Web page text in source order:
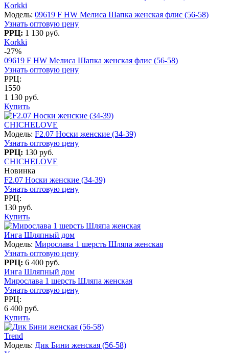
Korkki
Модель: 09619 F HW Мелиса Шапка женская флис (56-58)
Узнать оптовую цену
РРЦ: 1 130 руб.
Korkki
-27%
09619 F HW Мелиса Шапка женская флис (56-58)
Узнать оптовую цену
РРЦ:
1550
1 130 руб.
Купить
CHICHELOVE
Модель: F2.07 Носки женские (34-39)
Узнать оптовую цену
РРЦ: 130 руб.
CHICHELOVE
Новинка
F2.07 Носки женские (34-39)
Узнать оптовую цену
РРЦ:
130 руб.
Купить
Инга Шляпный дом
Модель: Мирослава 1 шерсть Шляпа женская
Узнать оптовую цену
РРЦ: 6 400 руб.
Инга Шляпный дом
Мирослава 1 шерсть Шляпа женская
Узнать оптовую цену
РРЦ:
6 400 руб.
Купить
Trend
Модель: Дик Бини женская (56-58)